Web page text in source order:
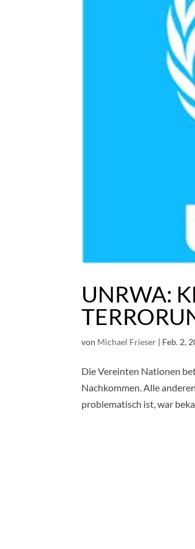
UNRWA:
von Michael Frieser | Feb. 2,
Die Vereinten Nationen
Nachkommen. Alle
problematisch ist, war